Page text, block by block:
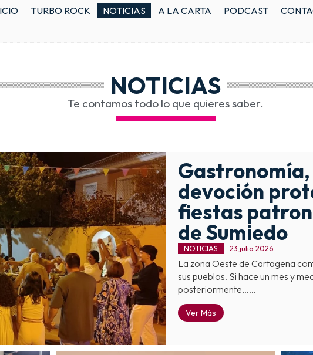
TURBO ROCK NOTICIAS A LA CARTA PODCAST
NOTICIAS
Te contamos todo lo que quieres saber.
devoción
fiestas
de Sumiedo
NOTICIAS 23 julio 2026
La zona Oeste de Cartagena
sus pueblos. Si hace un mes y
posteriormente,.....
Ver Más